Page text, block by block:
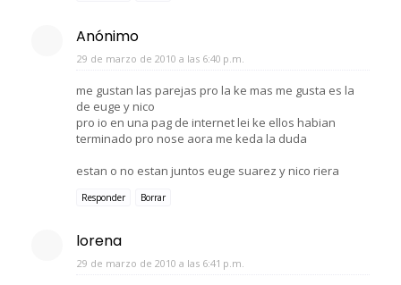
Anónimo
29 de marzo de 2010 a las 6:40 p.m.
me gustan las parejas pro la ke mas me gusta es la
de euge y nico
pro io en una pag de internet lei ke ellos habian
terminado pro nose aora me keda la duda
estan o no estan juntos euge suarez y nico riera
Responder Borrar
lorena
29 de marzo de 2010 a las 6:41 p.m.